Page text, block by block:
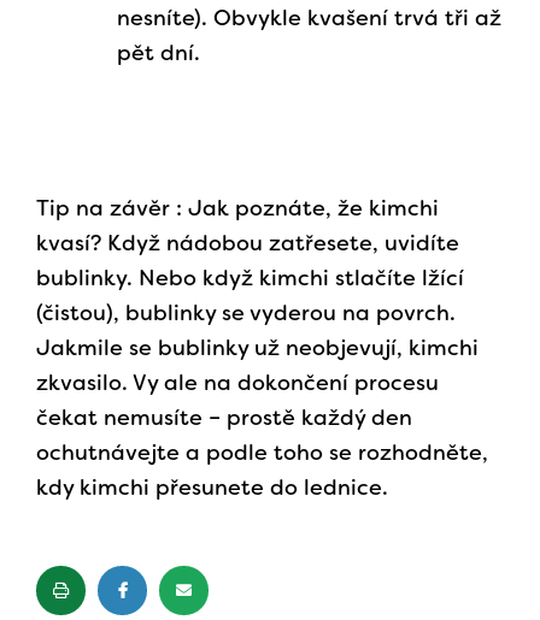
nesníte). Obvykle kvašení trvá tři až
pět dní.
Tip na závěr : Jak poznáte, že kimchi
kvasí? Když nádobou zatřesete, uvidíte
bublinky. Nebo když kimchi stlačíte lžící
(čistou), bublinky se vyderou na povrch.
Jakmile se bublinky už neobjevují, kimchi
zkvasilo. Vy ale na dokončení procesu
čekat nemusíte – prostě každý den
ochutnávejte a podle toho se rozhodněte,
kdy kimchi přesunete do lednice.